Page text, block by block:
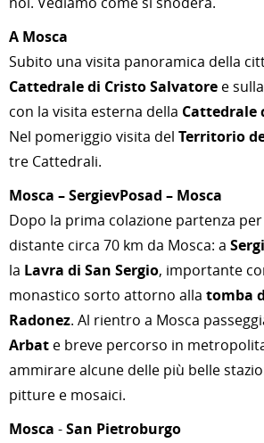
A Mosca
Subito una visita panoramica della
Cattedrale di Cristo Salvatore e sulla
con la visita esterna della Cattedrale
Nel pomeriggio visita del Territorio
tre Cattedrali.
Mosca – SergievPosad – Mosca
Dopo la prima colazione partenza per
distante circa 70 km da Mosca: a
la Lavra di San Sergio, importante
monastico sorto attorno alla tomba
Radonez. Al rientro a Mosca
Arbat e breve percorso in
ammirare alcune delle più belle
pitture e mosaici.
Mosca -San Pietroburgo